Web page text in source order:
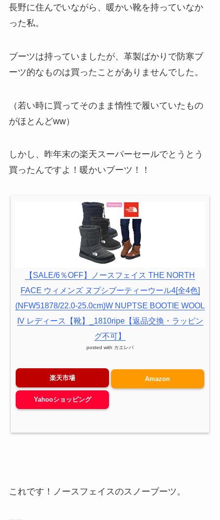
長野に住んでいながら、暖かい靴を持っていなか
った私。
ブーツは持っていましたが、革製ばかりで防寒ブ
ーツ的なものは買ったことがありませんでした。
（若い時に買ってそのまま惰性で履いていたもの
がほとんどww）
しかし、昨年末の楽天スーパーセールでとうとう
買ったんですよ！暖かいブーツ！！
【SALE/6％OFF】ノースフェイス THE NORTH
FACE ウィメンズ ヌプシブーティーウール4[全4色]
(NFW51878/22.0-25.0cm)W NUPTSE BOOTIE WOOL
IV レディース【靴】_1810ripe【返品交換・ラッピン
グ不可】
posted with カエレバ
楽天市場 Amazon
Yahooショッピング
これです！ノースフェイスのスノーブーツ。